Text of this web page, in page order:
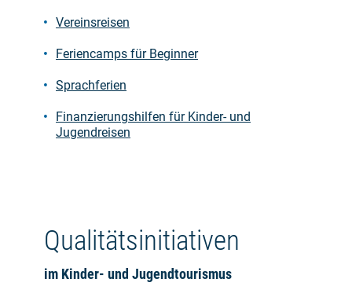
Vereinsreisen
Feriencamps für Beginner
Sprachferien
Finanzierungshilfen für Kinder- und
Jugendreisen
Qualitätsinitiativen
im Kinder- und Jugendtourismus